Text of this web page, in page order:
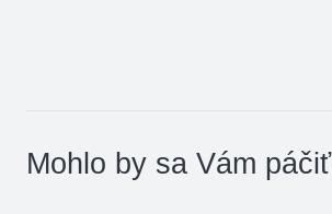
Mohlo by sa Vám páčiť